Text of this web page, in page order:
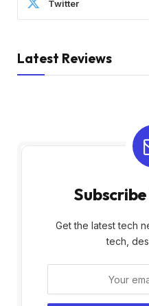
Twitter
Latest Reviews
Get the latest tech
tech,